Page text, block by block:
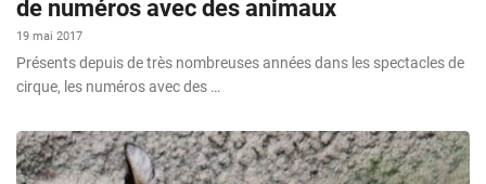
de numéros avec des animaux
19 mai 2017
Présents depuis de très nombreuses années dans les spectacles de
cirque, les numéros avec des …